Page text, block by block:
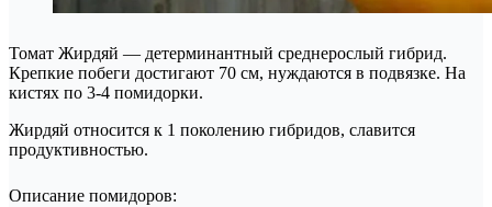
Томат Жирдяй — детерминантный среднерослый гибрид.
Крепкие побеги достигают 70 см, нуждаются в подвязке. На
кистях по 3-4 помидорки.
Жирдяй относится к 1 поколению гибридов, славится
продуктивностью.
Описание помидоров: